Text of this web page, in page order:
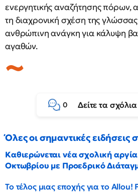
ενεργητικής αναζήτησης πόρων,
τη διαχρονική σχέση της
ανθρώπινη ανάγκη για κάλυψη
αγαθών.
0 Δείτε τα σχόλια
Όλες οι σημαντικές ειδήσεις
Καθιερώνεται νέα σχολική αργία
Οκτωβρίου με Προεδρικό
Το τέλος μιας εποχής για το Allou!